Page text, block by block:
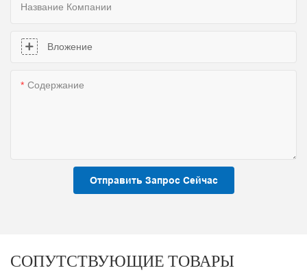
Название Компании
Вложение
Содержание
Отправить Запрос Сейчас
СОПУТСТВУЮЩИЕ ТОВАРЫ